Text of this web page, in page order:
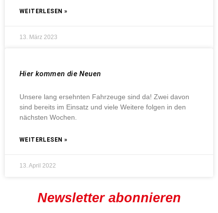
WEITERLESEN »
13. März 2023
Hier kommen die Neuen
Unsere lang ersehnten Fahrzeuge sind da! Zwei davon
sind bereits im Einsatz und viele Weitere folgen in den
nächsten Wochen.
WEITERLESEN »
13. April 2022
Newsletter abonnieren